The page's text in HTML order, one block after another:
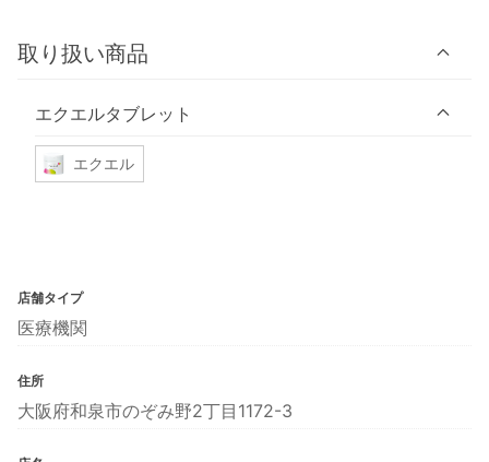
取り扱い商品
エクエルタブレット
エクエル
店舗タイプ
医療機関
住所
大阪府和泉市のぞみ野2丁目1172-3